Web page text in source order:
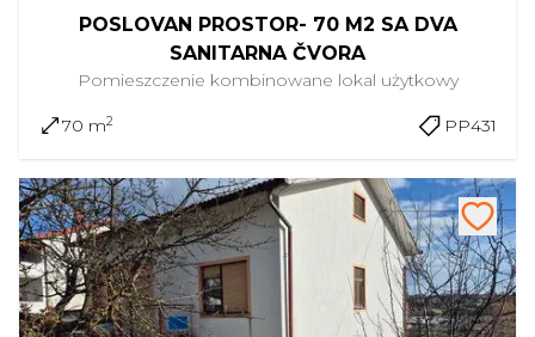
POSLOVAN PROSTOR- 70 M2 SA DVA
SANITARNA ČVORA
Pomieszczenie kombinowane lokal użytkowy
70 m2 PP431